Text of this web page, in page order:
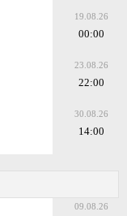
19.08.26
00:00
23.08.26
22:00
30.08.26
14:00
09.08.26